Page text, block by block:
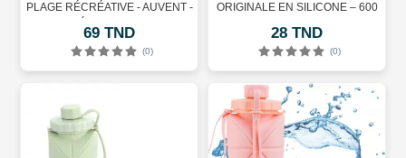
PLAGE RÉCRÉATIVE - AUVENT -
69 TND
(0)
ORIGINALE EN SILICONE – 600
28 TND
(0)